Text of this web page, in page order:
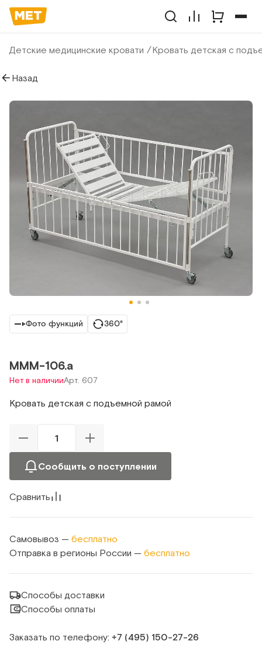
Детские медицинские кровати Кровать детская с
Назад
Фото функций 360°
МММ-106.а
Нет в наличииАрт. 607
Кровать детская с подъемной рамой
Сообщить о поступлении
Сравнить
Самовывоз — бесплатно
Отправка в регионы России — бесплатно
Способы доставки
Способы оплаты
Заказать по телефону: +7 (495) 150‑27‑26